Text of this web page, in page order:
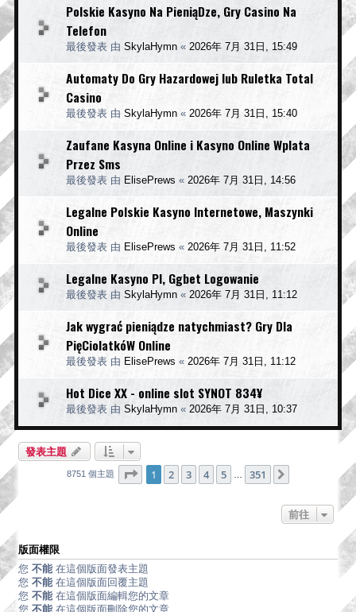
Polskie Kasyno Na PieniąDze, Gry Casino Na
Telefon
最後發表 由 SkylaHymn « 2026年 7月 31日, 15:49
Automaty Do Gry Hazardowej lub Ruletka Total
Casino
最後發表 由 SkylaHymn « 2026年 7月 31日, 15:40
Zaufane Kasyna Online i Kasyno Online Wplata
Przez Sms
最後發表 由 ElisePrews « 2026年 7月 31日, 14:56
Legalne Polskie Kasyno Internetowe, Maszynki
Online
最後發表 由 ElisePrews « 2026年 7月 31日, 11:52
Legalne Kasyno Pl, Ggbet Logowanie
最後發表 由 SkylaHymn « 2026年 7月 31日, 11:12
Jak wygrać pieniądze natychmiast? Gry Dla
PięCiolatkóW Online
最後發表 由 ElisePrews « 2026年 7月 31日, 11:12
Hot Dice XX - online slot SYNOT 834¥
最後發表 由 SkylaHymn « 2026年 7月 31日, 10:37
發表主題
8751 個主題 1 頁 (共351頁)
1 2 3 4 5 351
前往
版面權限
您 不能 在這個版面發表主題
您 不能 在這個版面回覆主題
您 不能 在這個版面編輯您的文章
您 不能 在這個版面刪除您的文章